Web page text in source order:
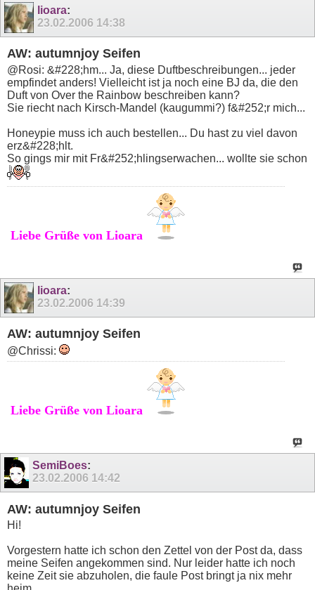
lioara:
23.02.2006 14:38
AW: autumnjoy Seifen
@Rosi: &#228;hm... Ja, diese Duftbeschreibungen... jeder
empfindet anders! Vielleicht ist ja noch eine BJ da, die den
Duft von Over the Rainbow beschreiben kann?
Sie riecht nach Kirsch-Mandel (kaugummi?) f&#252;r mich...
Honeypie muss ich auch bestellen... Du hast zu viel davon
erz&#228;hlt.
So gings mir mit Fr&#252;hlingserwachen... wollte sie schon
Liebe Grüße von Lioara
lioara:
23.02.2006 14:39
AW: autumnjoy Seifen
@Chrissi:
Liebe Grüße von Lioara
SemiBoes:
23.02.2006 14:42
AW: autumnjoy Seifen
Hi!
Vorgestern hatte ich schon den Zettel von der Post da, dass
meine Seifen angekommen sind. Nur leider hatte ich noch
keine Zeit sie abzuholen, die faule Post bringt ja nix mehr